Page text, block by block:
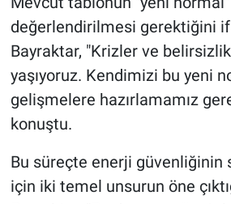
değerlendirilmesi gerektiğini
Bayraktar, "Krizler ve
yaşıyoruz. Kendimizi bu yeni
gelişmelere hazırlamamız
konuştu.
Bu süreçte enerji güvenliğinin
için iki temel unsurun öne